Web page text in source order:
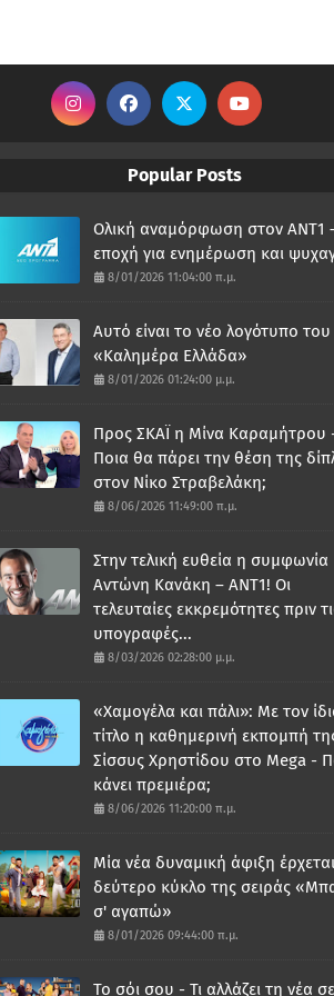
Popular Posts
Ολική αναμόρφωση στον ΑΝΤ1
εποχή για ενημέρωση και
8/01/2026 11:04:00 π.μ.
Αυτό είναι το νέο λογότυπο του
«Καλημέρα Ελλάδα»
8/01/2026 01:24:00 μ.μ.
Προς ΣΚΑΪ η Μίνα Καραμήτρου
Ποια θα πάρει την θέση της
στον Νίκο Στραβελάκη;
8/06/2026 11:49:00 π.μ.
Στην τελική ευθεία η συμφωνία
Αντώνη Κανάκη – ΑΝΤ1! Οι
τελευταίες εκκρεμότητες πριν
υπογραφές...
8/03/2026 02:28:00 μ.μ.
«Χαμογέλα και πάλι»: Με τον
τίτλο η καθημερινή εκπομπή
Σίσσυς Χρηστίδου στο Mega -
κάνει πρεμιέρα;
8/06/2026 11:20:00 π.μ.
Μία νέα δυναμική άφιξη
δεύτερο κύκλο της σειράς
σ' αγαπώ»
8/01/2026 09:44:00 π.μ.
Το σόι σου - Τι αλλάζει τη νέα